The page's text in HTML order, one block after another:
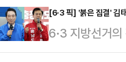
[6·3 픽] '붉은 집결' 김
6·3 지방선거
불어민주당 예